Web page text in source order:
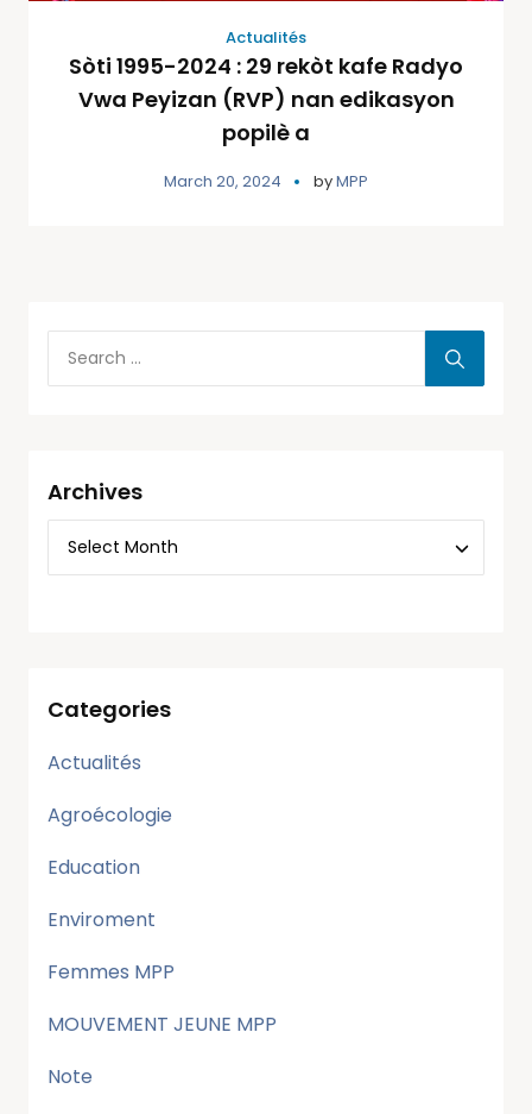
Actualités
Sòti 1995-2024 : 29 rekòt kafe Radyo
Vwa Peyizan (RVP) nan edikasyon
popilè a
March 20, 2024 byMPP
Archives
Categories
Actualités
Agroécologie
Education
Enviroment
Femmes MPP
MOUVEMENT JEUNE MPP
Note